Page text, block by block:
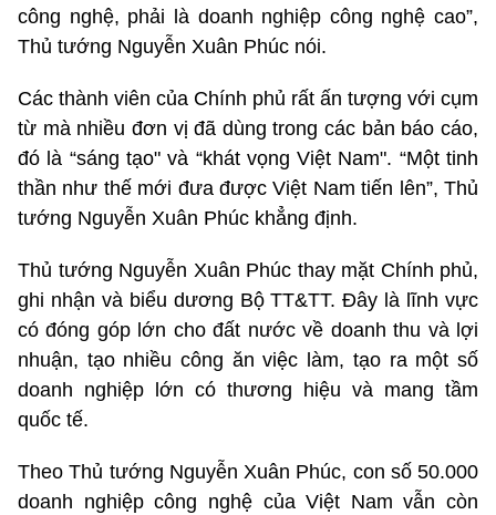
công nghệ, phải là doanh nghiệp công nghệ cao”,
Thủ tướng Nguyễn Xuân Phúc nói.
Các thành viên của Chính phủ rất ấn tượng với cụm
từ mà nhiều đơn vị đã dùng trong các bản báo cáo,
đó là “sáng tạo" và “khát vọng Việt Nam". “Một tinh
thần như thế mới đưa được Việt Nam tiến lên”, Thủ
tướng Nguyễn Xuân Phúc khẳng định.
Thủ tướng Nguyễn Xuân Phúc thay mặt Chính phủ,
ghi nhận và biểu dương Bộ TT&TT. Đây là lĩnh vực
có đóng góp lớn cho đất nước về doanh thu và lợi
nhuận, tạo nhiều công ăn việc làm, tạo ra một số
doanh nghiệp lớn có thương hiệu và mang tầm
quốc tế.
Theo Thủ tướng Nguyễn Xuân Phúc, con số 50.000
doanh nghiệp công nghệ của Việt Nam vẫn còn